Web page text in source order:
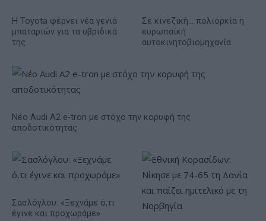
Η Toyota φέρνει νέα γενιά
μπαταριών για τα υβριδικά
της
Σε κινεζική… πολιορκία η
ευρωπαϊκή
αυτοκινητοβιομηχανία
Νέο Audi A2 e-tron με στόχο την κορυφή της
αποδοτικότητας
Σασλόγλου: «Ξεχνάμε ό,τι
έγινε και προχωράμε»